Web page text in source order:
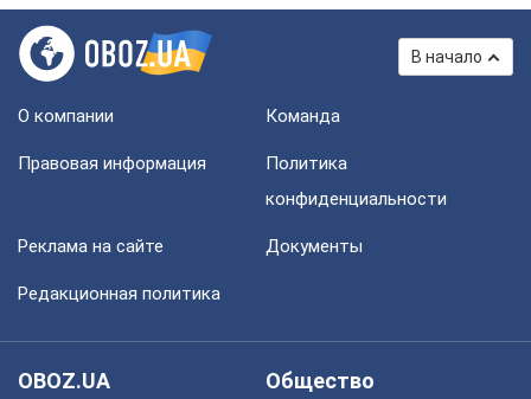
В начало
О компании Команда
Правовая информация
Политика
конфиденциальности
Реклама на сайте Документы
Редакционная политика
OBOZ.UA
Общество